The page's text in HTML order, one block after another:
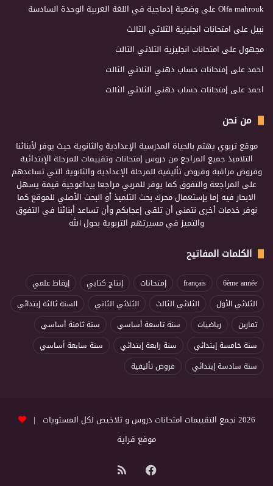
Olfa mahroukعلى وضعية إدماجية في اللغة العربية الوحدة السادسة
نبيلعلى امتحانات انجليزية الثلاثي الثالث
مجهولعلى امتحانات انجليزية الثلاثي الثالث
احمدعلى إمتحانات حساب ذهني الثلاثي الثالث
احمدعلى إمتحانات حساب ذهني الثلاثي الثالث
من نحن
موقع تربوي يهتم بالحياة المدرسية الإعدادية والثانوية حيث يوفر لأبنائنا
التلاميذ جميع المراجع من دروس إمتحانات وتقييمات للمرحلة الإبتدائية
وفروض مراقبة وفروض تأليفية للمرحلة الإعدادية والثانوية التي تساعدهم
على المراجعة والتفوق كما يوفر للمربي مراجعا بيداغوجية قيمة يسهل
الابحار فيه إما بإستعمال محرك بحث التلميذ أو البحث الأصلي للموقع كما
نوفر خدمات أخرى نتمنى أن تلقى إعجابكم وأن تساعد أبنائنا في التفوق
والتميز في مسيرتهم التربوية بحول الله
الكلمات المفاتيح
6ème année
français إمتحانات إنتاج كتابي
إيقاظ علمي
الثلاثي الأول
الثلاثي الثالث الثلاثي الثاني
السنة ثالثة إبتدائي
تمارين
رياضيات سنة تاسعة أساسي
سنة ثامنة أساسي
سنة خامسة إبتدائي
سنة رابعة إبتدائي
سنة سابعة أساسي
سنة سادسة إبتدائي
فروض تأليفية
2026 نجمع التقييمات امتحانات دروس و تلاخيص لكل المستويات |
موقع قراية
فيسبوك